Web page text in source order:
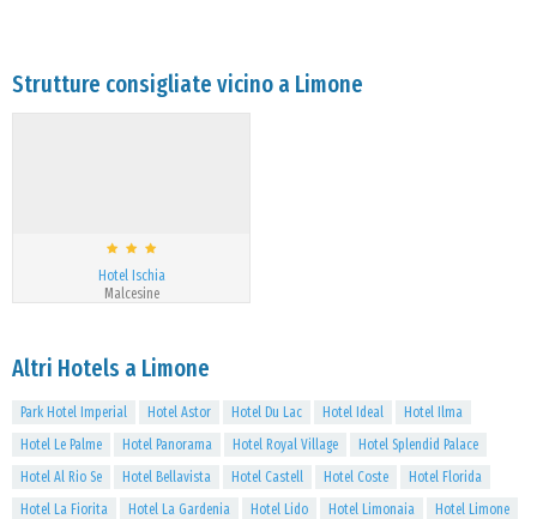
Strutture consigliate vicino a Limone
Hotel Ischia
Malcesine
Altri Hotels a Limone
Park Hotel Imperial Hotel Astor Hotel Du Lac Hotel Ideal
Hotel Ilma
Hotel Le Palme
Hotel Panorama Hotel Royal Village
Hotel Splendid Palace
Hotel Al Rio Se
Hotel Bellavista Hotel Castell Hotel Coste
Hotel Florida
Hotel La Fiorita
Hotel La Gardenia Hotel Lido Hotel Limonaia
Hotel Limone